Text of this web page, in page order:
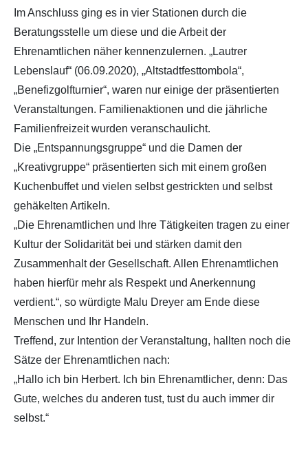
Im Anschluss ging es in vier Stationen durch die
Beratungsstelle um diese und die Arbeit der
Ehrenamtlichen näher kennenzulernen. „Lautrer
Lebenslauf“ (06.09.2020), „Altstadtfesttombola“,
„Benefizgolfturnier“, waren nur einige der präsentierten
Veranstaltungen. Familienaktionen und die jährliche
Familienfreizeit wurden veranschaulicht.
Die „Entspannungsgruppe“ und die Damen der
„Kreativgruppe“ präsentierten sich mit einem großen
Kuchenbuffet und vielen selbst gestrickten und selbst
gehäkelten Artikeln.
„Die Ehrenamtlichen und Ihre Tätigkeiten tragen zu einer
Kultur der Solidarität bei und stärken damit den
Zusammenhalt der Gesellschaft. Allen Ehrenamtlichen
haben hierfür mehr als Respekt und Anerkennung
verdient.“, so würdigte Malu Dreyer am Ende diese
Menschen und Ihr Handeln.
Treffend, zur Intention der Veranstaltung, hallten noch die
Sätze der Ehrenamtlichen nach:
„Hallo ich bin Herbert. Ich bin Ehrenamtlicher, denn: Das
Gute, welches du anderen tust, tust du auch immer dir
selbst.“